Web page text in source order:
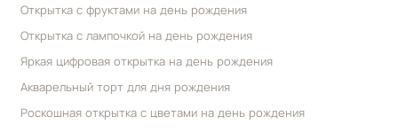
Открытка с фруктами на день рождения
Открытка с лампочкой на день рождения
Яркая цифровая открытка на день рождения
Акварельный торт для дня рождения
Роскошная открытка с цветами на день рождения